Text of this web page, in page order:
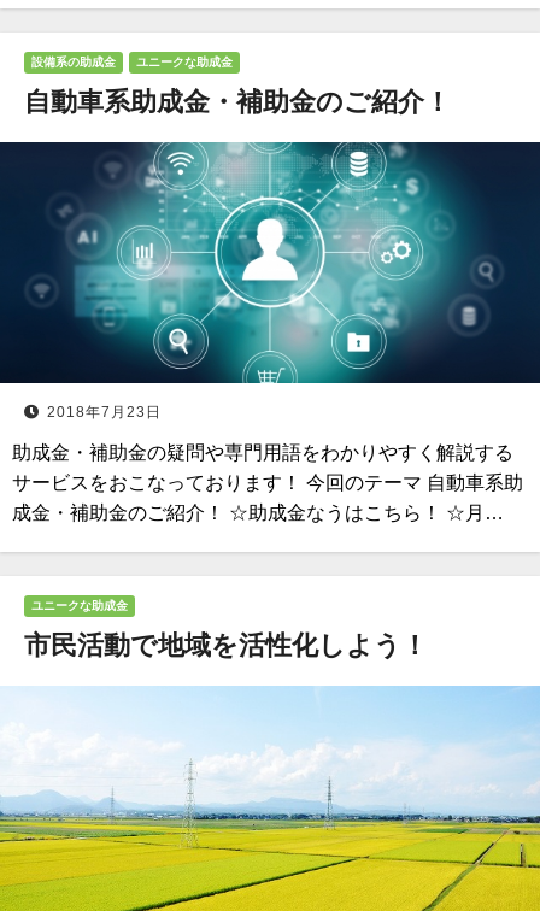
設備系の助成金 ユニークな助成金
自動車系助成金・補助金のご紹介！
2018年7月23日
助成金・補助金の疑問や専門用語をわかりやすく解説する
サービスをおこなっております！ 今回のテーマ 自動車系助
成金・補助金のご紹介！ ☆助成金なうはこちら！ ☆月…
ユニークな助成金
市民活動で地域を活性化しよう！